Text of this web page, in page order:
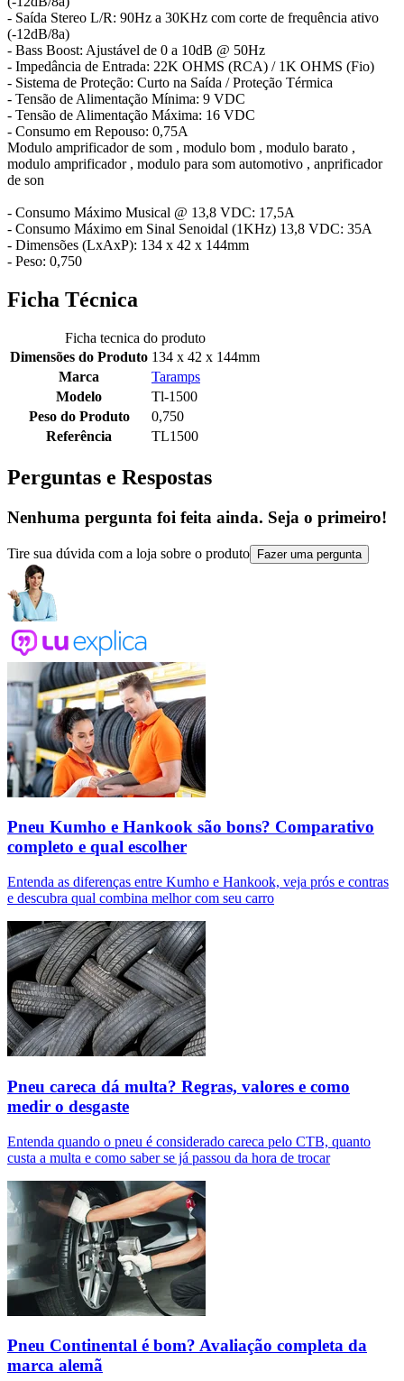
- Saída Stereo L/R: 90Hz a 30KHz com corte de frequência ativo
(-12dB/8a)
- Bass Boost: Ajustável de 0 a 10dB @ 50Hz
- Impedância de Entrada: 22K OHMS (RCA) / 1K OHMS (Fio)
- Sistema de Proteção: Curto na Saída / Proteção Térmica
- Tensão de Alimentação Mínima: 9 VDC
- Tensão de Alimentação Máxima: 16 VDC
- Consumo em Repouso: 0,75A
Modulo amprificador de som , modulo bom , modulo barato ,
modulo amprificador , modulo para som automotivo , anprificador
de son
- Consumo Máximo Musical @ 13,8 VDC: 17,5A
- Consumo Máximo em Sinal Senoidal (1KHz) 13,8 VDC: 35A
- Dimensões (LxAxP): 134 x 42 x 144mm
- Peso: 0,750
Ficha Técnica
Ficha tecnica do produto
Dimensões do Produto 134 x 42 x 144mm
Marca
Taramps
Modelo
Tl-1500
Peso do Produto
0,750
Referência
TL1500
Perguntas e Respostas
Nenhuma pergunta foi feita ainda. Seja o primeiro!
Tire sua dúvida com a loja sobre o produto Fazer uma pergunta
Pneu Kumho e Hankook são bons? Comparativo
completo e qual escolher
Entenda as diferenças entre Kumho e Hankook, veja prós e contras
e descubra qual combina melhor com seu carro
Pneu careca dá multa? Regras, valores e como
medir o desgaste
Entenda quando o pneu é considerado careca pelo CTB, quanto
custa a multa e como saber se já passou da hora de trocar
Pneu Continental é bom? Avaliação completa da
marca alemã